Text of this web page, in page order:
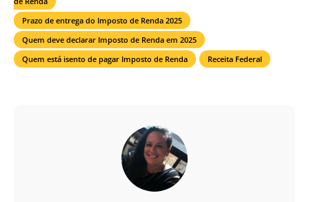
Prazo de entrega do Imposto de Renda 2025
Quem deve declarar Imposto de Renda em 2025
Quem está isento de pagar Imposto de Renda
Receita Federal